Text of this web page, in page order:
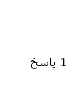
1 پاسخ